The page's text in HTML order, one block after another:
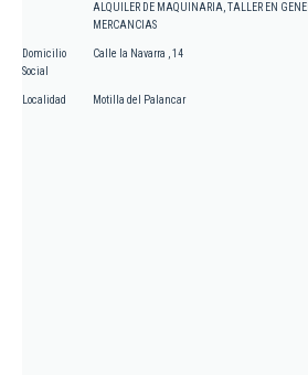
ALQUILER DE MAQUINARIA, TALLER EN
MERCANCIAS
Domicilio
Social
Calle la Navarra , 14
Localidad Motilla del Palancar